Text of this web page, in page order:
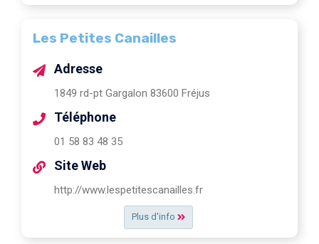
Les Petites Canailles
Plus d'info
Adresse
1849 rd-pt Gargalon 83600 Fréjus
Téléphone
01 58 83 48 35
Site Web
http://www.lespetitescanailles.fr